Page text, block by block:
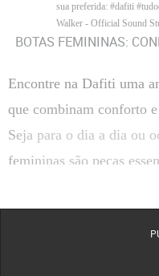
sua preferida: #dafiti
Walker - Official Sound
BOTAS FEMININAS:
Encontre na Dafiti uma
que combinam conforto
Seja para o dia a dia ou
femininas são peças
Tipos de Botas Femininas
Descubra diferentes